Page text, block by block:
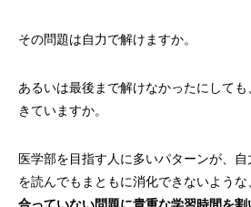
その問題は自力で解けますか。
あるいは最後まで解けなかったにして
きていますか。
医学部を目指す人に多いパターンが、
を読んでもまともに消化できないような